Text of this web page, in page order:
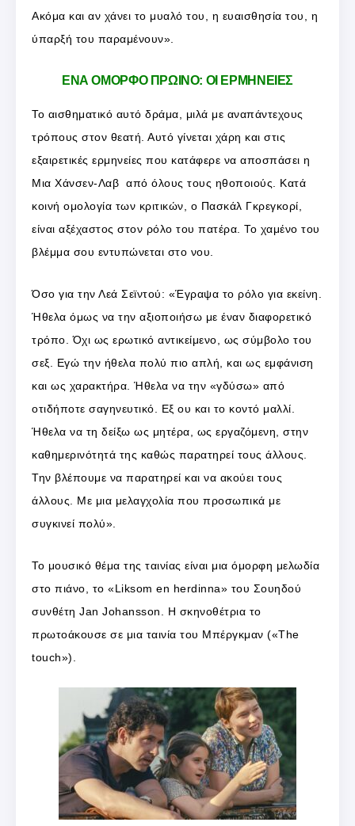
Ακόμα και αν χάνει το μυαλό του, η ευαισθησία του, η
ύπαρξή του παραμένουν».
ΕΝΑ ΟΜΟΡΦΟ ΠΡΩΙΝΟ: ΟΙ ΕΡΜΗΝΕΙΕΣ
Το αισθηματικό αυτό δράμα, μιλά με αναπάντεχους
τρόπους στον θεατή. Αυτό γίνεται χάρη και στις
εξαιρετικές ερμηνείες που κατάφερε να αποσπάσει η
Μια Χάνσεν-Λαβ από όλους τους ηθοποιούς. Κατά
κοινή ομολογία των κριτικών, ο Πασκάλ Γκρεγκορί,
είναι αξέχαστος στον ρόλο του πατέρα. Το χαμένο του
βλέμμα σου εντυπώνεται στο νου.
Όσο για την Λεά Σεϊντού: «Έγραψα το ρόλο για εκείνη.
Ήθελα όμως να την αξιοποιήσω με έναν διαφορετικό
τρόπο. Όχι ως ερωτικό αντικείμενο, ως σύμβολο του
σεξ. Εγώ την ήθελα πολύ πιο απλή, και ως εμφάνιση
και ως χαρακτήρα. Ήθελα να την «γδύσω» από
οτιδήποτε σαγηνευτικό. Εξ ου και το κοντό μαλλί.
Ήθελα να τη δείξω ως μητέρα, ως εργαζόμενη, στην
καθημερινότητά της καθώς παρατηρεί τους άλλους.
Την βλέπουμε να παρατηρεί και να ακούει τους
άλλους. Με μια μελαγχολία που προσωπικά με
συγκινεί πολύ».
Το μουσικό θέμα της ταινίας είναι μια όμορφη μελωδία
στο πιάνο, το «Liksom en herdinna» του Σουηδού
συνθέτη Jan Johansson. Η σκηνοθέτρια το
πρωτοάκουσε σε μια ταινία του Μπέργκμαν («The
touch»).